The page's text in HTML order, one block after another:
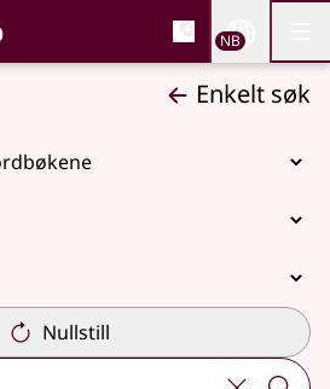
, Bokmålsordboka og
NB
Enkelt søk
Nullstill